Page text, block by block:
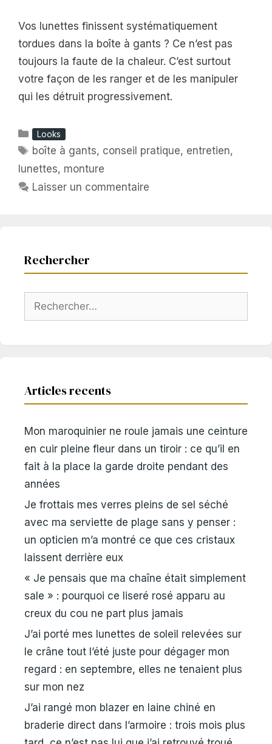
Vos lunettes finissent systématiquement
tordues dans la boîte à gants ? Ce n’est pas
toujours la faute de la chaleur. C’est surtout
votre façon de les ranger et de les manipuler
qui les détruit progressivement.
Catégories
Looks
Étiquettes
boîte à gants, conseil pratique, entretien,
lunettes, monture
Laisser un commentaire
Rechercher
Rechercher :
Articles recents
Mon maroquinier ne roule jamais une ceinture
en cuir pleine fleur dans un tiroir : ce qu’il en
fait à la place la garde droite pendant des
années
Je frottais mes verres pleins de sel séché
avec ma serviette de plage sans y penser :
un opticien m’a montré ce que ces cristaux
laissent derrière eux
« Je pensais que ma chaîne était simplement
sale » : pourquoi ce liseré rosé apparu au
creux du cou ne part plus jamais
J’ai porté mes lunettes de soleil relevées sur
le crâne tout l’été juste pour dégager mon
regard : en septembre, elles ne tenaient plus
sur mon nez
J’ai rangé mon blazer en laine chiné en
braderie direct dans l’armoire : trois mois plus